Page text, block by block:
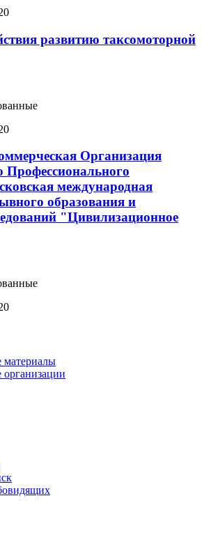
развитию таксомоторной
Организация
Профессионального
международная
образования и
"Цивилизационное
материалы
организации